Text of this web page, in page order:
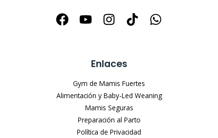
Enlaces
Gym de Mamis Fuertes
Alimentación y Baby-Led Weaning
Mamis Seguras
Preparación al Parto
Política de Privacidad